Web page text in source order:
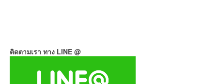
ติดตามเรา ทาง LINE @